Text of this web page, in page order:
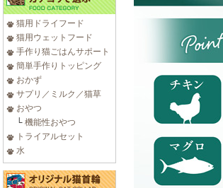
猫用ドライフード
猫用ウェットフード
手作り猫ごはんサポート
簡単手作りトッピング
おかず
サプリ／ミルク／猫草
おやつ
└ 機能性おやつ
トライアルセット
水